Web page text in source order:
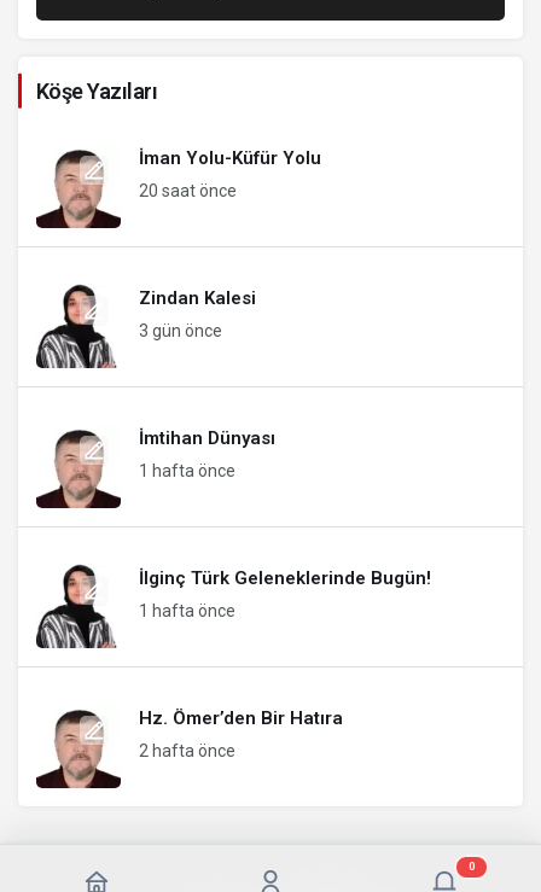
Köşe Yazıları
İman Yolu-Küfür Yolu
20 saat önce
Zindan Kalesi
3 gün önce
İmtihan Dünyası
1 hafta önce
İlginç Türk Geleneklerinde Bugün!
1 hafta önce
Hz. Ömer’den Bir Hatıra
2 hafta önce
0